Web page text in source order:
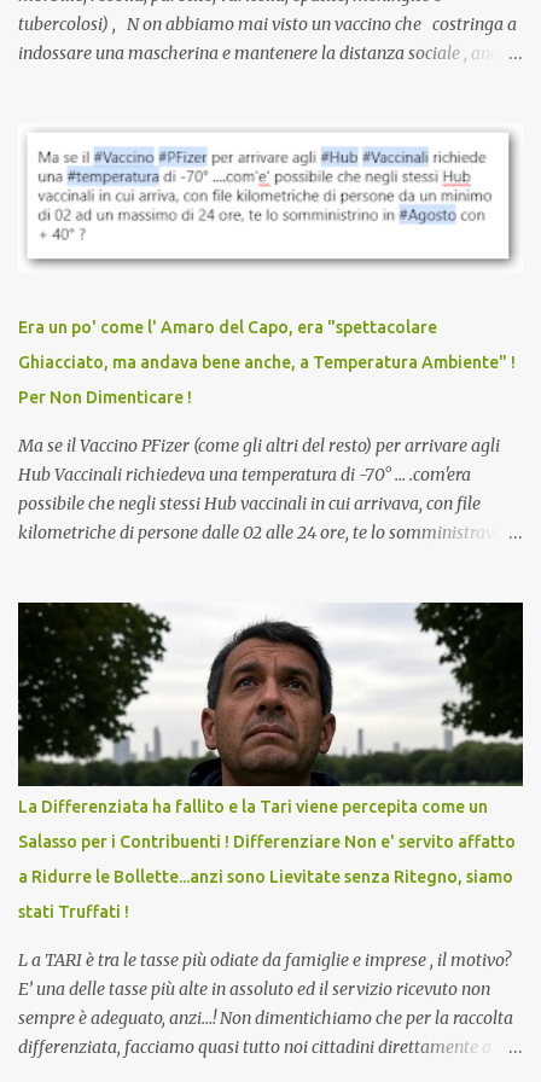
tubercolosi) , N on abbiamo mai visto un vaccino che costringa a
indossare una mascherina e mantenere la distanza sociale , anche
vaccinazione. Non avevamo mai sentito parlare di ricompense,
sconti, incentivi per vaccinarsi. Non avevamo mai visto
discriminazioni per coloro che non l’hanno fatto. Se non sei stato
vaccinato, nessuno aveva prima cercato di farti sentire una
persona cattiva. Non avevamo mai visto un vaccino che minacci le
vaccino usato per minacciare i mezzi di sussistenza, il lavoro o la
scuola. Non avevamo mai visto un vaccino che permettesse a un
dodicenne di ignorare il consenso dei genitori. Dopo tutti i vaccini
che abbiamo elencato sopra...
Era un po' come l' Amaro del Capo, era "spettacolare
Ghiacciato, ma andava bene anche, a Temperatura Ambiente" !
Per Non Dimenticare !
Ma se il Vaccino PFizer (come gli altri del resto) per arrivare agli
Hub Vaccinali richiedeva una temperatura di -70° ... .com'era
possibile che negli stessi Hub vaccinali in cui arrivava, con file
kilometriche di persone dalle 02 alle 24 ore, te lo somministravano
Vaccino come: l' Amaro del Capo, era "spettacolare Ghiacciato, ma
andava bene anche, a Temperatura Ambiente"! Riproponiamo
l'articolo per NON Dimenticare!
La Differenziata ha fallito e la Tari viene percepita come un
Salasso per i Contribuenti ! Differenziare Non e' servito affatto
a Ridurre le Bollette...anzi sono Lievitate senza Ritegno, siamo
stati Truffati !
L a TARI è tra le tasse più odiate da famiglie e imprese , il motivo?
E’ una delle tasse più alte in assoluto ed il servizio ricevuto non
sempre è adeguato, anzi…! Non dimentichiamo che per la raccolta
differenziata, facciamo quasi tutto noi cittadini direttamente a